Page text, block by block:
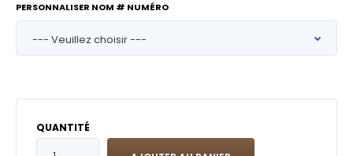
PERSONNALISER NOM # NUMÉRO
QUANTITÉ